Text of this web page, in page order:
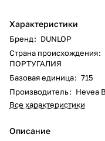
Характеристики
Бренд: DUNLOP
Страна происхождения:
ПОРТУГАЛИЯ
Базовая единица: 715
Производитель: Hevea
Все характеристики
Описание